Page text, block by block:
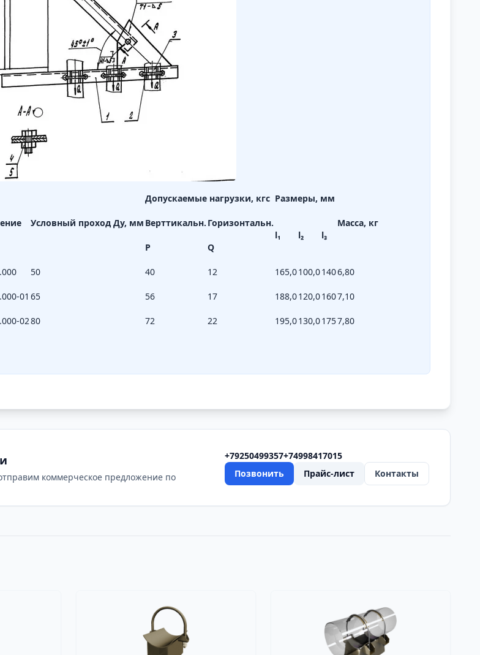
Условный проход Ду, мм
Допускаемые нагрузки, кгс Размеры, мм
Масса, кг
Верттикальн. Горизонтальн.
l₁
l₂
l₃
Р
Q
50 40 12 165,0100,01406,80
01 65 56 17 188,0120,01607,10
0280 72 22 195,0130,01757,80
коммерческое предложение по
+79250499357+74998417015
Позвонить
Прайс-лист Контакты